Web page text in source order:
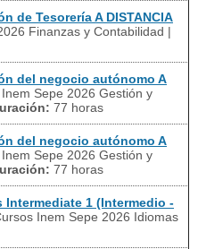
de Tesorería A DISTANCIA
Finanzas y Contabilidad |
del negocio autónomo A
Sepe 2026 Gestión y
77 horas
del negocio autónomo A
Sepe 2026 Gestión y
77 horas
Intermediate 1 (Intermedio -
Inem Sepe 2026 Idiomas